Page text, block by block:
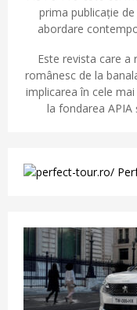
prima publicație
abordare
Este revista care
românesc de la
implicarea în cele
la fondarea APIA